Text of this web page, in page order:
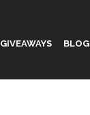
GIVEAWAYS BLOG